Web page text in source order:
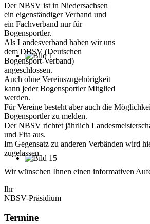
Der NBSV ist in Niedersachsen
ein eigenständiger Verband und
ein Fachverband nur für
Bogensportler.
Als Landesverband haben wir uns
dem DBSV (Deutschen
Bogensport-Verband)
angeschlossen.
Auch ohne Vereinszugehörigkeit
kann jeder Bogensportler Mitglied
werden.
Für Vereine besteht aber auch die
Bogensportler zu melden.
Der NBSV richtet jährlich
und Fita aus.
Im Gegensatz zu anderen Verbänden wird
zugelassen.
Wir wünschen Ihnen einen informativen
Ihr
NBSV-Präsidium
Termine